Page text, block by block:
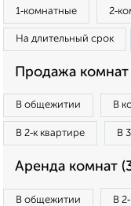
1‑комнатные
На длительный срок
Продажа комнат
В общежитии В
В 2‑к квартире В
Аренда комнат
В общежитии В